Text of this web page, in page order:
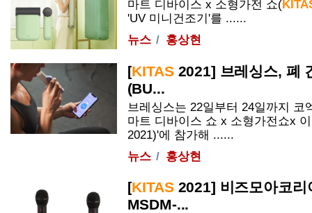
마트 디바이스 x 소형가전 쇼(
'UV 미니건조기'를 ......
뉴스
홍상현
[KITAS2021] 브레싱스, 폐
(BU...
브레싱스는 22일부터 24일까지 코
마트 디바이스 쇼 x 소형가전쇼x
2021)'에 참가해 ......
뉴스
홍상현
[KITAS2021] 비즈모아코리
MSDM-...